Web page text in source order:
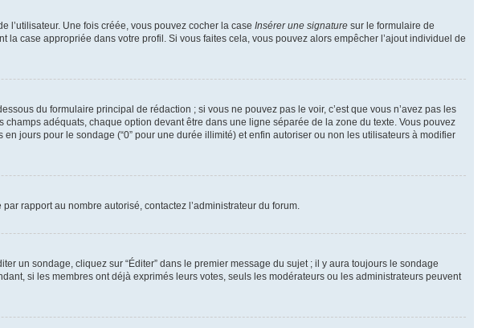
l’utilisateur. Une fois créée, vous pouvez cocher la case Insérer une signature sur le formulaire de
case appropriée dans votre profil. Si vous faites cela, vous pouvez alors empêcher l’ajout individuel de
du formulaire principal de rédaction ; si vous ne pouvez pas le voir, c’est que vous n’avez pas les
adéquats, chaque option devant être dans une ligne séparée de la zone du texte. Vous pouvez
jours pour le sondage (“0” pour une durée illimité) et enfin autoriser ou non les utilisateurs à modifier
rapport au nombre autorisé, contactez l’administrateur du forum.
un sondage, cliquez sur “Éditer” dans le premier message du sujet ; il y aura toujours le sondage
si les membres ont déjà exprimés leurs votes, seuls les modérateurs ou les administrateurs peuvent